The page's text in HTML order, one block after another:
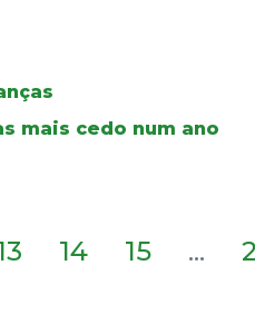
mais cedo num ano
14 15 ...